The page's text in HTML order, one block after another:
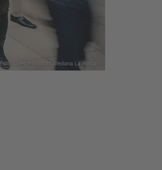
Foto: Goethe-Institut/Loredana La Rocca